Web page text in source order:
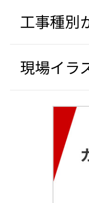
工事種別
現場イラ